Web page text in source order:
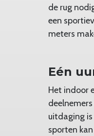
de rug
een
meters
Eén
Het indoor
uitdaging is
sporten